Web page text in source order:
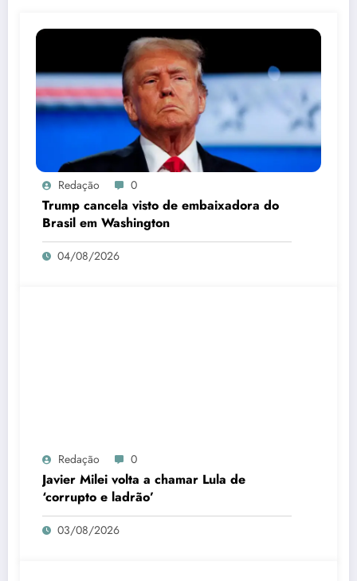
Redação 0
Trump cancela visto de embaixadora do
Brasil em Washington
04/08/2026
Redação 0
Javier Milei volta a chamar Lula de
‘corrupto e ladrão’
03/08/2026